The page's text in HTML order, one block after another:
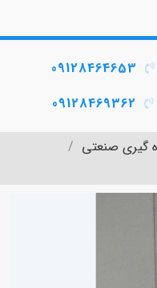
09128464653
09128469362
گیری صنعتی